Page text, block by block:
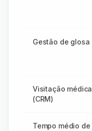
Gestão de glosa
Visitação médica
(CRM)
Tempo médio de